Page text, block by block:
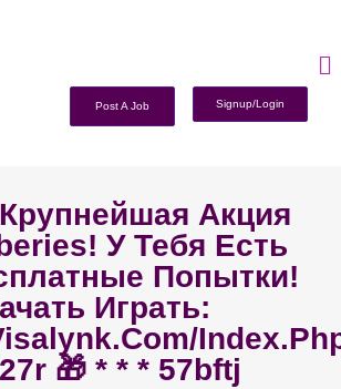
Post A Job Signup/Login
Акция
У Тебя Есть
Попытки!
Играть:
🎁 * * * 57bftj